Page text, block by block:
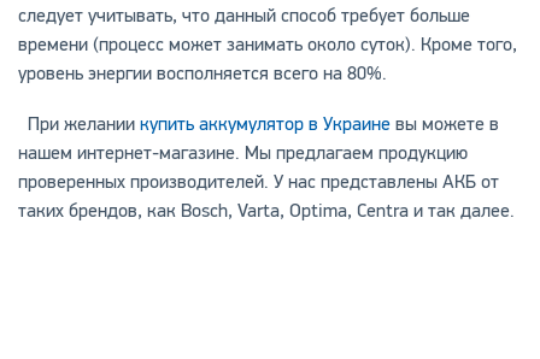
следует учитывать, что данный способ требует больше
времени (процесс может занимать около суток). Кроме того,
уровень энергии восполняется всего на 80%.
При желании купить аккумулятор в Украиневы можете в
нашем интернет-магазине. Мы предлагаем продукцию
проверенных производителей. У нас представлены АКБ от
таких брендов, как Bosch, Varta, Optima, Centra и так далее.